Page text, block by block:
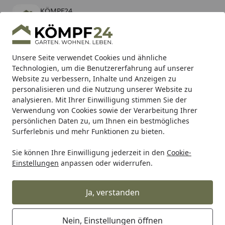
Unsere Seite verwendet Cookies und ähnliche
Technologien, um die Benutzererfahrung auf unserer
Website zu verbessern, Inhalte und Anzeigen zu
personalisieren und die Nutzung unserer Website zu
analysieren. Mit Ihrer Einwilligung stimmen Sie der
Verwendung von Cookies sowie der Verarbeitung Ihrer
persönlichen Daten zu, um Ihnen ein bestmögliches
Surferlebnis und mehr Funktionen zu bieten.
Sie können Ihre Einwilligung jederzeit in den Cookie-
Einstellungen anpassen oder widerrufen.
Ja, verstanden
Nein, Einstellungen öffnen
KÖMPF24
kostenlos - Im App Store
Hotline
Alle Produkte
Mein Konto
Suchen
Karibu Pools inkl. gratis Sandfilteranlage & Pool-
Starterset (Gesamtwert bis 468,99€)
Startseite
Grill Gasgrill Gasgrillstationen Weber SPIRIT EPX-
Weber SPIRIT EPX-435R GBS Gasgrill
- Stealth inkl. Drehspieß -
LIEFERBAR